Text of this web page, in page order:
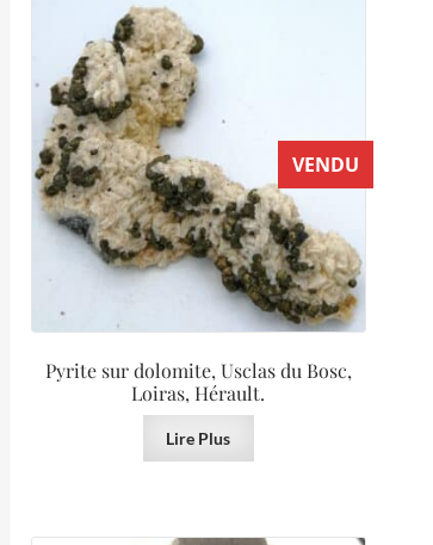
VENDU
Pyrite sur dolomite, Usclas du Bosc,
Loiras, Hérault.
Lire Plus